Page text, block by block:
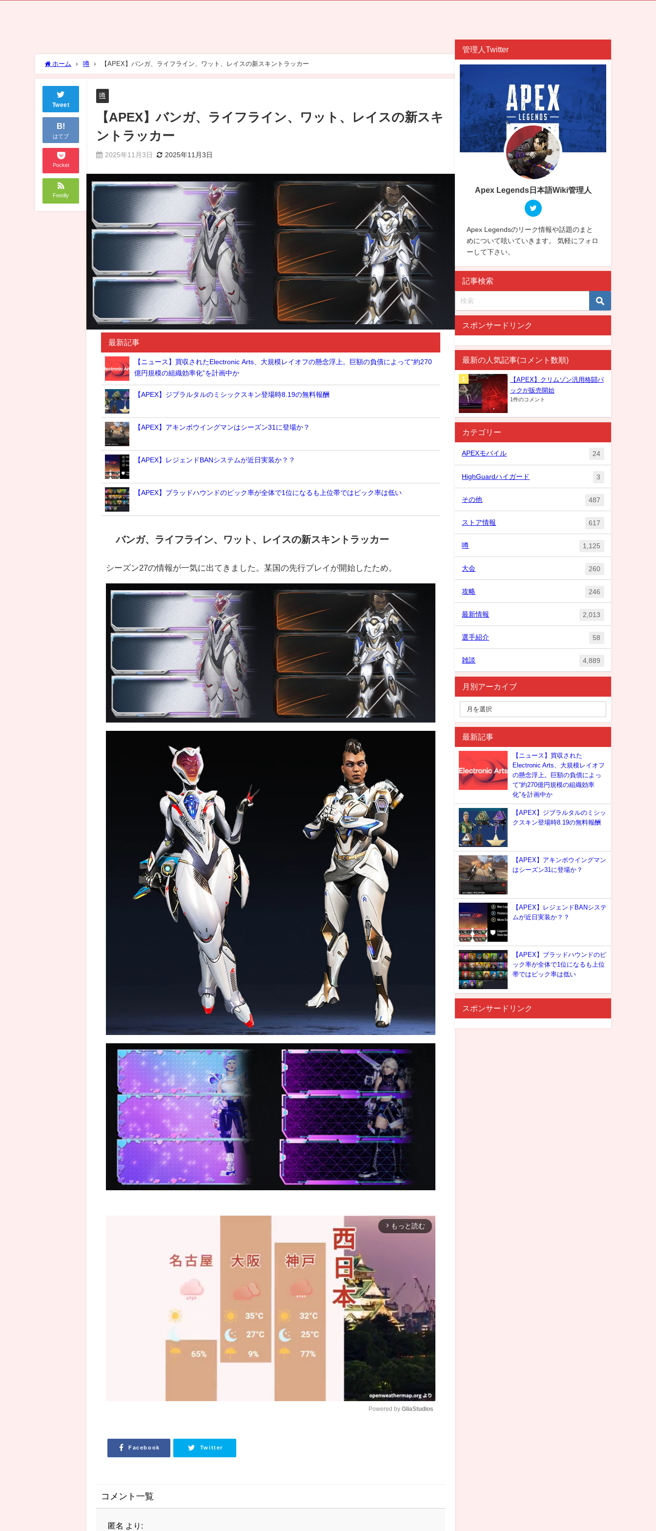
ホーム 噂 【APEX】バンガ、ライフライン、ワット、レイスの新スキントラッカー
Tweet
B!
はてブ
Pocket
Feedly
噂
【APEX】バンガ、ライフライン、ワット、レイスの新スキ
ントラッカー
2025年11月3日 2025年11月3日
最新記事
【ニュース】買収されたElectronic Arts、大規模レイオフの懸念浮上。巨額の負債によって“約270
億円規模の組織効率化”を計画中か
【APEX】ジブラルタルのミシックスキン登場時8.19の無料報酬
【APEX】アキンボウイングマンはシーズン31に登場か？
【APEX】レジェンドBANシステムが近日実装か？？
【APEX】ブラッドハウンドのピック率が全体で1位になるも上位帯ではピック率は低い
バンガ、ライフライン、ワット、レイスの新スキントラッカー
シーズン27の情報が一気に出てきました。某国の先行プレイが開始したため。
arrow_forward_ios もっと読む
Powered by GliaStudios
Facebook Twitter
コメント一覧
匿名 より:
管理人Twitter
Apex Legends日本語Wiki管理人
Apex Legendsのリーク情報や話題のまと
めについて呟いていきます。 気軽にフォロ
ーして下さい。
記事検索
スポンサードリンク
最新の人気記事(コメント数順)
【APEX】クリムゾン汎用格闘パ
ックが販売開始
1件のコメント
カテゴリー
APEXモバイル 24
HighGuardハイガード 3
その他 487
ストア情報 617
噂 1,125
大会 260
攻略 246
最新情報 2,013
選手紹介 58
雑談 4,889
月別アーカイブ
最新記事
【ニュース】買収された
Electronic Arts、大規模レイオフ
の懸念浮上。巨額の負債によっ
て“約270億円規模の組織効率
化”を計画中か
【APEX】ジブラルタルのミシッ
クスキン登場時8.19の無料報酬
【APEX】アキンボウイングマン
はシーズン31に登場か？
【APEX】レジェンドBANシステ
ムが近日実装か？？
【APEX】ブラッドハウンドのピ
ック率が全体で1位になるも上位
帯ではピック率は低い
スポンサードリンク